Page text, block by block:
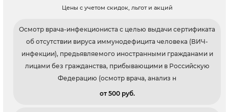
Цены с учетом скидок, льгот и акций
Осмотр врача-инфекциониста с целью выдачи сертификата
об отсутствии вируса иммунодефицита человека (ВИЧ-
инфекции), предьявляемого иностранными гражданами и
лицами без гражданства, прибывающими в Российскую
Федерацию (осмотр врача, анализ н
от 500 pуб.